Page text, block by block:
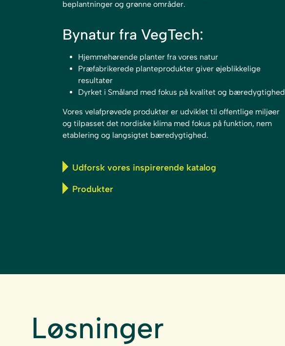
beplantninger og grønne områder.
Bynatur fra VegTech:
Hjemmehørende planter fra vores natur
Præfabrikerede planteprodukter giver øjeblikkelige
resultater
Dyrket i Småland med fokus på kvalitet og bæredygtighed
Vores velafprøvede produkter er udviklet til offentlige miljøer
og tilpasset det nordiske klima med fokus på funktion, nem
etablering og langsigtet bæredygtighed.
Udforsk vores inspirerende katalog
Produkter
Løsninger